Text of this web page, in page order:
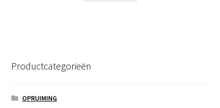
Productcategorieën
OPRUIMING